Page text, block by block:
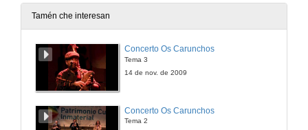
20 de abr. de 2017
Cuarteto Scordatura
Moda e modistos no Cinema de Hollywood
Tamén che interesan
Concerto Os Carunchos
Tema 3
14 de nov. de 2009
Concerto Os Carunchos
Tema 2